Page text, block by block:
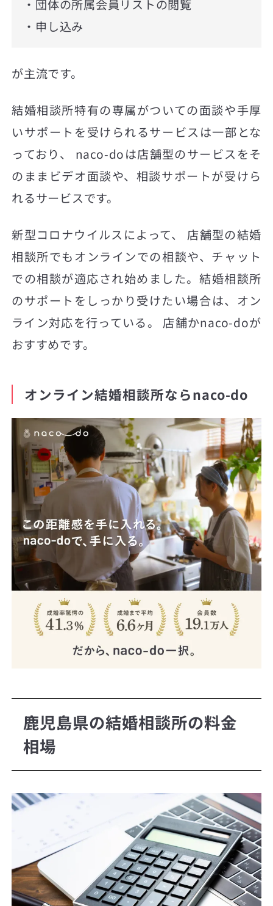
・団体の所属会員リストの閲覧
・申し込み
が主流です。
結婚相談所特有の専属がついての面談や手厚
いサポートを受けられるサービスは一部とな
っており、 naco-doは店舗型のサービスをそ
のままビデオ面談や、相談サポートが受けら
れるサービスです。
新型コロナウイルスによって、 店舗型の結婚
相談所でもオンラインでの相談や、チャット
での相談が適応され始めました。結婚相談所
のサポートをしっかり受けたい場合は、オン
ライン対応を行っている。 店舗かnaco-doが
おすすめです。
オンライン結婚相談所ならnaco-do
鹿児島県の結婚相談所の料金
相場